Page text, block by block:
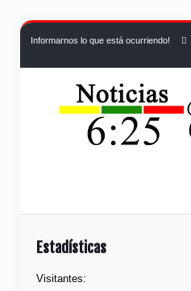
Informarnos lo que está ocurriendo!
Estadísticas
Visitantes: